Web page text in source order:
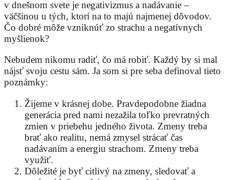
v dnešnom svete je negativizmus a nadávanie –
väčšinou u tých, ktorí na to majú najmenej dôvodov.
Čo dobré môže vzniknúť zo strachu a negatívnych
myšlienok?
Nebudem nikomu radiť, čo má robiť. Každý by si mal
nájsť svoju cestu sám. Ja som si pre seba definoval tieto
poznámky:
Žijeme v krásnej dobe. Pravdepodobne žiadna
generácia pred nami nezažila toľko prevratných
zmien v priebehu jedného života. Zmeny treba
brať ako realitu, nemá zmysel strácať čas
nadávaním a energiu strachom. Zmeny treba
využiť.
Dôležité je byť citlivý na zmeny, sledovať a